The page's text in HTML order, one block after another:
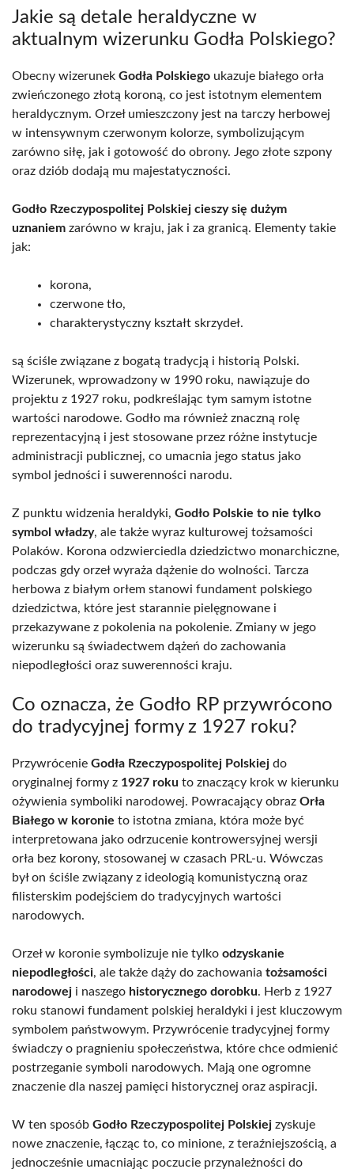
Jakie są detale heraldyczne w
aktualnym wizerunku Godła Polskiego?
Obecny wizerunek Godła Polskiego ukazuje białego orła
zwieńczonego złotą koroną, co jest istotnym elementem
heraldycznym. Orzeł umieszczony jest na tarczy herbowej
w intensywnym czerwonym kolorze, symbolizującym
zarówno siłę, jak i gotowość do obrony. Jego złote szpony
oraz dziób dodają mu majestatyczności.
Godło Rzeczypospolitej Polskiej cieszy się dużym
uznaniem zarówno w kraju, jak i za granicą. Elementy takie
jak:
korona,
czerwone tło,
charakterystyczny kształt skrzydeł.
są ściśle związane z bogatą tradycją i historią Polski.
Wizerunek, wprowadzony w 1990 roku, nawiązuje do
projektu z 1927 roku, podkreślając tym samym istotne
wartości narodowe. Godło ma również znaczną rolę
reprezentacyjną i jest stosowane przez różne instytucje
administracji publicznej, co umacnia jego status jako
symbol jedności i suwerenności narodu.
Z punktu widzenia heraldyki, Godło Polskie to nie tylko
symbol władzy, ale także wyraz kulturowej tożsamości
Polaków. Korona odzwierciedla dziedzictwo monarchiczne,
podczas gdy orzeł wyraża dążenie do wolności. Tarcza
herbowa z białym orłem stanowi fundament polskiego
dziedzictwa, które jest starannie pielęgnowane i
przekazywane z pokolenia na pokolenie. Zmiany w jego
wizerunku są świadectwem dążeń do zachowania
niepodległości oraz suwerenności kraju.
Co oznacza, że Godło RP przywrócono
do tradycyjnej formy z 1927 roku?
Przywrócenie Godła Rzeczypospolitej Polskiej do
oryginalnej formy z 1927 roku to znaczący krok w kierunku
ożywienia symboliki narodowej. Powracający obraz Orła
Białego w koronie to istotna zmiana, która może być
interpretowana jako odrzucenie kontrowersyjnej wersji
orła bez korony, stosowanej w czasach PRL-u. Wówczas
był on ściśle związany z ideologią komunistyczną oraz
filisterskim podejściem do tradycyjnych wartości
narodowych.
Orzeł w koronie symbolizuje nie tylko odzyskanie
niepodległości, ale także dąży do zachowania tożsamości
narodowej i naszego historycznego dorobku. Herb z 1927
roku stanowi fundament polskiej heraldyki i jest kluczowym
symbolem państwowym. Przywrócenie tradycyjnej formy
świadczy o pragnieniu społeczeństwa, które chce odmienić
postrzeganie symboli narodowych. Mają one ogromne
znaczenie dla naszej pamięci historycznej oraz aspiracji.
W ten sposób Godło Rzeczypospolitej Polskiej zyskuje
nowe znaczenie, łącząc to, co minione, z teraźniejszością, a
jednocześnie umacniając poczucie przynależności do